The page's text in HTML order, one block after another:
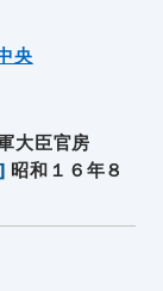
央
大臣官房
] 昭和１６年８